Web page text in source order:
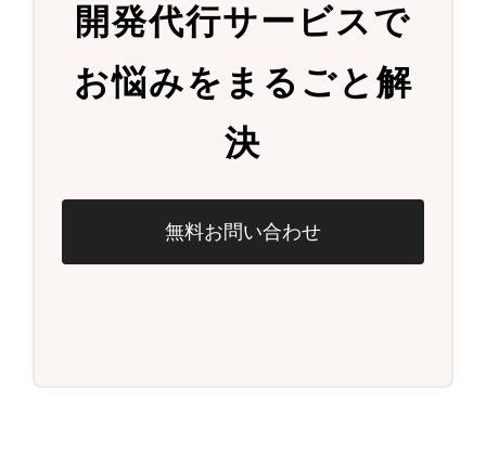
開発代行サービスで
お悩みをまるごと解
決
無料お問い合わせ